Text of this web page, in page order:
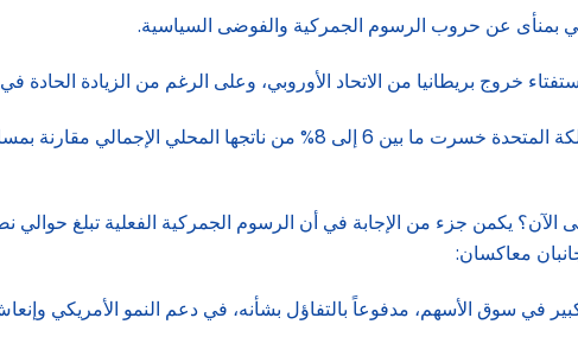
بمنأى عن حروب الرسوم الجمركية والفوضى السياسية.
خروج بريطانيا من الاتحاد الأوروبي، وعلى الرغم من الزيادة الحادة
لكن بعد عقد من الزمان، تشير التقديرات إلى أن المملكة المتحدة خسرت
الآن؟ يكمن جزء من الإجابة في أن الرسوم الجمركية الفعلية تبلغ حوالي
في سوق الأسهم، مدفوعاً بالتفاؤل بشأنه، في دعم النمو الأمريكي